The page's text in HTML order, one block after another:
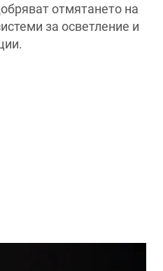
отмятането на
за осветление и